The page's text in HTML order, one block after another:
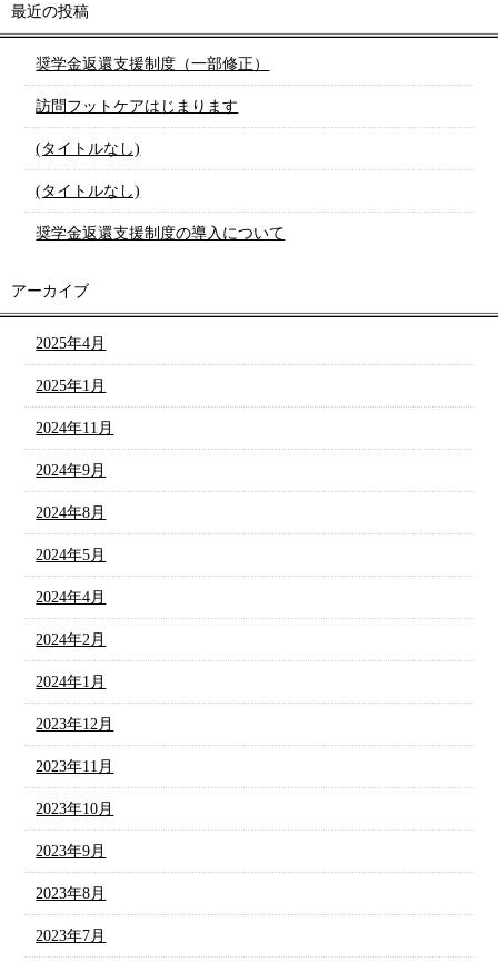
最近の投稿
奨学金返還支援制度（一部修正）
訪問フットケアはじまります
(タイトルなし)
(タイトルなし)
奨学金返還支援制度の導入について
アーカイブ
2025年4月
2025年1月
2024年11月
2024年9月
2024年8月
2024年5月
2024年4月
2024年2月
2024年1月
2023年12月
2023年11月
2023年10月
2023年9月
2023年8月
2023年7月